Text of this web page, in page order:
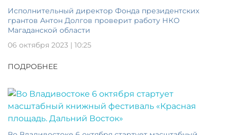
Исполнительный директор Фонда президентских
грантов Антон Долгов проверит работу НКО
Магаданской области
06 октября 2023 | 10:25
ПОДРОБНЕЕ